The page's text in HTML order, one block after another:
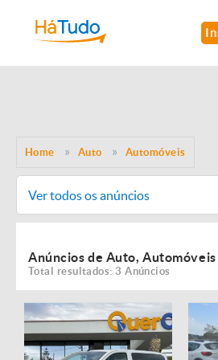
Home Auto Automóveis
Ver todos os anúncios
Anúncios de Auto, Automóveis
Total resultados: 3 Anúncios